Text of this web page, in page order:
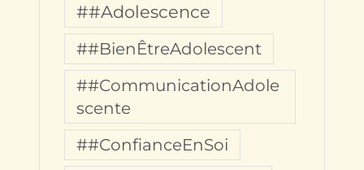
##Adolescence
##BienÊtreAdolescent
##CommunicationAdole
scente
##ConfianceEnSoi